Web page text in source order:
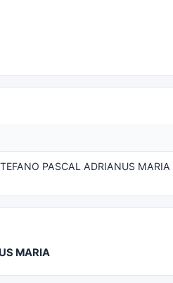
PASCAL ADRIANUS MARIA
MARIA